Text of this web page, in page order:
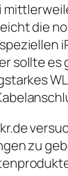
die
sollte es
zu